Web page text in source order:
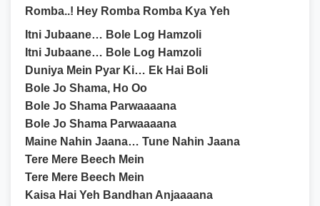
Romba..! Hey Romba Romba Kya Yeh
Itni Jubaane… Bole Log Hamzoli
Itni Jubaane… Bole Log Hamzoli
Duniya Mein Pyar Ki… Ek Hai Boli
Bole Jo Shama, Ho Oo
Bole Jo Shama Parwaaaana
Bole Jo Shama Parwaaaana
Maine Nahin Jaana… Tune Nahin Jaana
Tere Mere Beech Mein
Tere Mere Beech Mein
Kaisa Hai Yeh Bandhan Anjaaaana